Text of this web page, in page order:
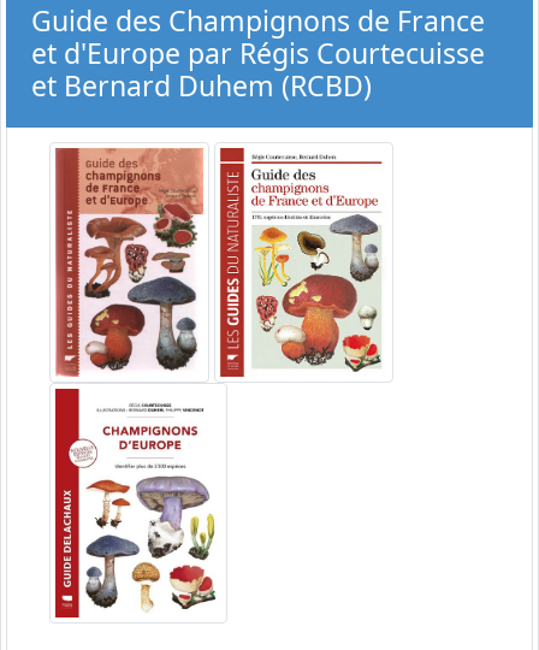
Guide des Champignons de France
et d'Europe par Régis Courtecuisse
et Bernard Duhem (RCBD)